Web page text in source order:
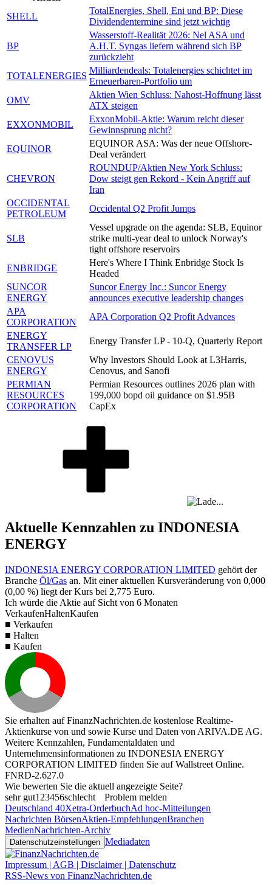
SHELL
TotalEnergies, Shell, Eni und BP: Diese
Dividendentermine sind jetzt wichtig
BP
Wasserstoff-Realität 2026: Nel ASA und
A.H.T. Syngas liefern während sich BP
zurückzieht
TOTALENERGIES
Milliardendeals: Totalenergies schichtet im
Erneuerbaren-Portfolio um
OMV
Aktien Wien Schluss: Nahost-Hoffnung lässt
ATX steigen
EXXONMOBIL
ExxonMobil-Aktie: Warum reicht dieser
Gewinnsprung nicht?
EQUINOR
EQUINOR ASA: Was der neue Offshore-
Deal verändert
CHEVRON
ROUNDUP/Aktien New York Schluss:
Dow steigt gen Rekord - Kein Angriff auf
Iran
OCCIDENTAL
PETROLEUM
Occidental Q2 Profit Jumps
SLB
Vessel upgrade on the agenda: SLB, Equinor
strike multi-year deal to unlock Norway's
tight offshore reservoirs
ENBRIDGE
Here's Where I Think Enbridge Stock Is
Headed
SUNCOR
ENERGY
Suncor Energy Inc.: Suncor Energy
announces executive leadership changes
APA
CORPORATION
APA Corporation Q2 Profit Advances
ENERGY
TRANSFER LP
Energy Transfer LP - 10-Q, Quarterly Report
CENOVUS
ENERGY
Why Investors Should Look at L3Harris,
Cenovus, and Sanofi
PERMIAN
RESOURCES
CORPORATION
Permian Resources outlines 2026 plan with
199,000 bopd oil guidance on $1.95B
CapEx
Aktuelle Kennzahlen zu INDONESIA
ENERGY
INDONESIA ENERGY CORPORATION LIMITED gehört der
Branche Öl/Gas an. Mit einer aktuellen Kursveränderung von 0,000
(0,00 %) liegt der Kurs bei 2,775 Euro.
Ich würde die Aktie auf Sicht von 6 Monaten
VerkaufenHaltenKaufen
■ Verkaufen
■ Halten
■ Kaufen
Sie erhalten auf FinanzNachrichten.de kostenlose Realtime-
Aktienkurse von und sowie Kurse und Daten von ARIVA.DE AG.
Weitere Kennzahlen, Fundamentaldaten und
Unternehmensinformationen zu INDONESIA ENERGY
CORPORATION LIMITED finden Sie aufWallstreet Online.
FNRD-2.627.0
Wie bewerten Sie die aktuell angezeigte Seite?
sehr gut1 23456schlecht
Problem melden
Deutschland 40Xetra-OrderbuchAd hoc-Mitteilungen
Nachrichten BörsenAktien-EmpfehlungenBranchen
MedienNachrichten-Archiv
Datenschutzeinstellungen Mediadaten
Impressum | AGB | Disclaimer | Datenschutz
RSS-News von FinanzNachrichten.de